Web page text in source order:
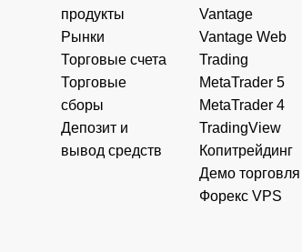
продукты
Рынки
Торговые счета
Торговые
сборы
Депозит и
вывод средств
Vantage
Vantage Web
Trading
MetaTrader 5
MetaTrader 4
TradingView
Копитрейдинг
Демо торговля
Форекс VPS